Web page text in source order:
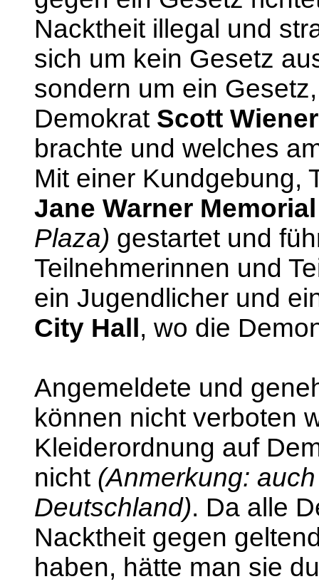
Nacktheit illegal und
sich um kein Gesetz
sondern um ein
Demokrat Scott Wiener
brachte und welches
Mit einer Kundgebung,
Jane Warner
Plaza) gestartet und
Teilnehmerinnen und
ein Jugendlicher und
City Hall, wo die
Angemeldete und
können nicht verboten
Kleiderordnung auf
nicht (Anmerkung:
Deutschland). Da alle
Nacktheit gegen
haben, hätte man sie